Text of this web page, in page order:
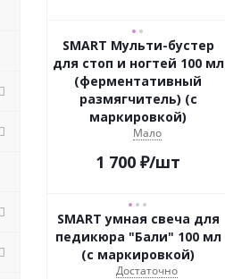
SMART Мульти-бустер
для стоп и ногтей 100 мл
(ферментативный
размягчитель) (с
маркировкой)
Мало
1 700 ₽/шт
SMART умная свеча для
педикюра "Бали" 100 мл
(с маркировкой)
Достаточно